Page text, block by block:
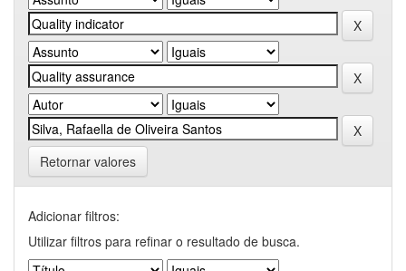
Retornar valores
Adicionar filtros:
Utilizar filtros para refinar o resultado de busca.